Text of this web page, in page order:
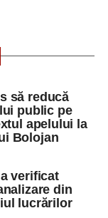
de evenimente
artelor”
tradițiilor
organizat în
spectacolul de
Municipal „Ioan
Grama, alături de
să reducă
public pe
apelului la
Bolojan
verificat
din
lucrărilor